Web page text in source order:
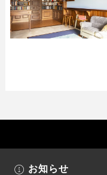
お知らせ